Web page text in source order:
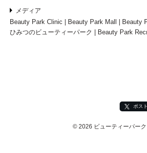
メディア
Beauty Park Clinic
Beauty Park Mall
Beauty
ひみつのビューティーパーク
Beauty Park
ポスト
© 2026 ビューティーパーク